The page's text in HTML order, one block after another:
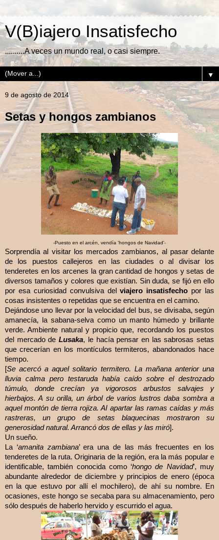
V(B)iajero Insatisfecho
..........A veces un mundo real, o casi siempre.
▼
9 de agosto de 2014
Setas y hongos zambianos
-Puesto en el arcén, vendía 'hongos de Navidad'-
Sorprendía al visitar los mercados zambianos, al pasar delante
de los puestos callejeros en las ciudades o al divisar los
tenderetes en los arcenes la gran cantidad de hongos y setas de
diversos tamaños y colores que existían. Sin duda, se fijó en ello
por esa curiosidad convulsiva delviajero insatisfecho por las
cosas insistentes o repetidas que se encuentra en el camino.
Dejándose uno llevar por la velocidad del bus, se divisaba, según
amanecía, la sabana-selva como un manto húmedo y brillante
verde. Ambiente natural y propicio que, recordando los puestos
del mercado deLusaka, le hacía pensar en las sabrosas setas
que crecerían en los montículos termiteros, abandonados hace
tiempo.
[Se acercó a aquel solitario termitero. La mañana anterior una
lluvia calma pero testaruda había caído sobre el destrozado
túmulo, donde crecían ya vigorosos arbustos salvajes y
hierbajos. A su orilla, un árbol de varios lustros daba sombra a
aquel montón de tierra rojiza. Al apartar las ramas caídas y más
rastreras, un grupo de setas blaquecinas mostraron su
generosidad natural. Arrancó dos de ellas y las miró].
Un sueño.
La ‘amanita zambiana’ era una de las más frecuentes en los
tenderetes de la ruta. Originaria de la región, era la más popular e
identificable, también conocida como ‘hongo de Navidad’, muy
abundante alrededor de diciembre y principios de enero (época
en la que estuvo por allí el mochilero), de ahí su nombre. En
ocasiones, este hongo se secaba para su almacenamiento, pero
sólo después de haberlo hervido y escurrido el agua.